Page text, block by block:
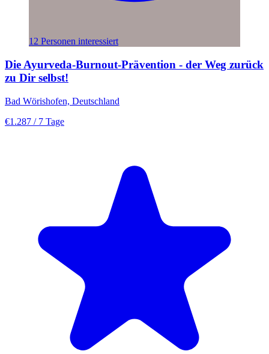
12 Personen interessiert
Die Ayurveda-Burnout-Prävention - der Weg zurück
zu Dir selbst!
Bad Wörishofen, Deutschland
€1.287 / 7 Tage